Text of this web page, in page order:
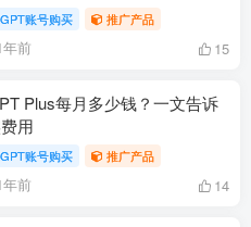
账号购买 推广产品
年前 15
Plus每月多少钱？一文告诉
用
账号购买 推广产品
年前 14